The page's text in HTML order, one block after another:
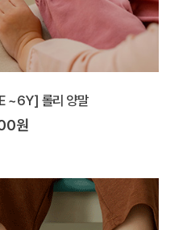
~6Y] 롤리 양말
원